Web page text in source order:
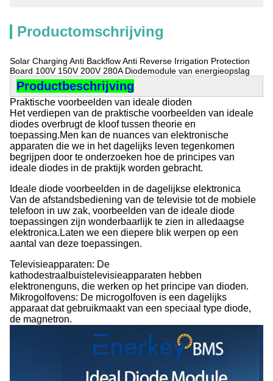
Productomschrijving
Solar Charging Anti Backflow Anti Reverse Irrigation Protection
Board 100V 150V 200V 280A Diodemodule van energieopslag
Productbeschrijving
Praktische voorbeelden van ideale dioden
Het verdiepen van de praktische voorbeelden van ideale
diodes overbrugt de kloof tussen theorie en
toepassing.Men kan de nuances van elektronische
apparaten die we in het dagelijks leven tegenkomen
begrijpen door te onderzoeken hoe de principes van
ideale diodes in de praktijk worden gebracht.
Ideale diode voorbeelden in de dagelijkse elektronica
Van de afstandsbediening van de televisie tot de mobiele
telefoon in uw zak, voorbeelden van de ideale diode
toepassingen zijn wonderbaarlijk te zien in alledaagse
elektronica.Laten we een diepere blik werpen op een
aantal van deze toepassingen.
Televisieapparaten: De
kathodestraalbuistelevisieapparaten hebben
elektronenguns, die werken op het principe van dioden.
Mikrogolfovens: De microgolfoven is een dagelijks
apparaat dat gebruikmaakt van een speciaal type diode,
de magnetron.